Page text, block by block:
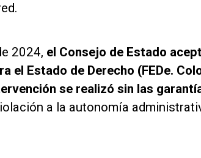
2024, el Consejo de Estado
el Estado de Derecho (FEDe.
se realizó sin las
a la autonomía